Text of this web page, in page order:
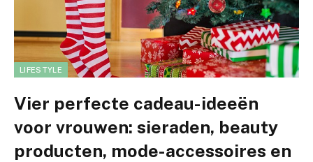
LIFESTYLE
Vier perfecte cadeau-ideeën
voor vrouwen: sieraden, beauty
producten, mode-accessoires en